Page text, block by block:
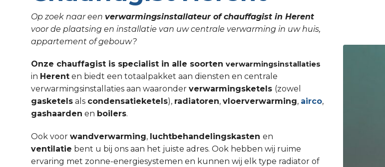
Op zoek naar een verwarmingsinstallateur of chauffagist in Herent
voor de plaatsing en installatie van uw centrale verwarming in uw huis,
appartement of gebouw?
Onze chauffagist is specialist in alle soorten verwarmingsinstallaties
in Herent en biedt een totaalpakket aan diensten en centrale
verwarmingsinstallaties aan waaronder verwarmingsketels (zowel
gasketels als condensatieketels), radiatoren, vloerverwarming, airco,
gashaarden en boilers.
Ook voor wandverwarming, luchtbehandelingskasten en
ventilatie bent u bij ons aan het juiste adres. Ook hebben wij ruime
ervaring met zonne-energiesystemen en kunnen wij elk type radiator of